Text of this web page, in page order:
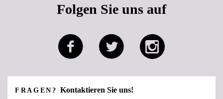
Folgen Sie uns auf
FRAGEN? Kontaktieren Sie uns!